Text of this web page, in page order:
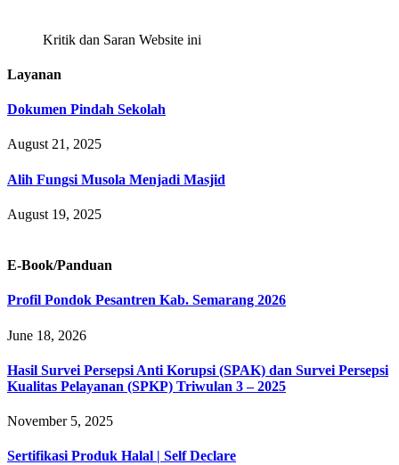
Kritik dan Saran Website ini
Layanan
Dokumen Pindah Sekolah
August 21, 2025
Alih Fungsi Musola Menjadi Masjid
August 19, 2025
E-Book/Panduan
Profil Pondok Pesantren Kab. Semarang 2026
June 18, 2026
Hasil Survei Persepsi Anti Korupsi (SPAK) dan Survei Persepsi
Kualitas Pelayanan (SPKP) Triwulan 3 – 2025
November 5, 2025
Sertifikasi Produk Halal | Self Declare